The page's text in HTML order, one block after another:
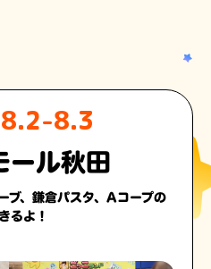
8.3
ール秋田
ブ、鎌倉パスタ、Aコープの
るよ！